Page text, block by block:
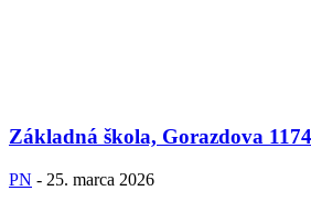
Základná škola, Gorazdova
PN - 25. marca 2026